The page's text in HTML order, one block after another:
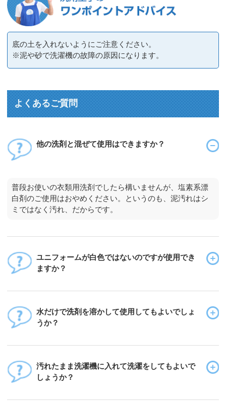
底の土を入れないようにご注意ください。
※泥や砂で洗濯機の故障の原因になります。
よくあるご質問
他の洗剤と混ぜて使用はできますか？
普段お使いの衣類用洗剤でしたら構いませんが、塩素系漂
白剤のご使用はおやめください。というのも、泥汚れはシ
ミではなく汚れ、だからです。
ユニフォームが白色ではないのですが使用でき
ますか？
水だけで洗剤を溶かして使用してもよいでしょ
うか？
汚れたまま洗濯機に入れて洗濯をしてもよいで
しょうか？